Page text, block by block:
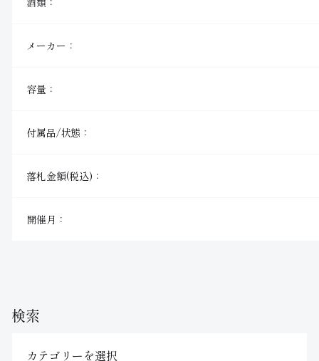
検索
メーカー：
容量：
付属品/状態：
落札金額(税込)：
開催月：